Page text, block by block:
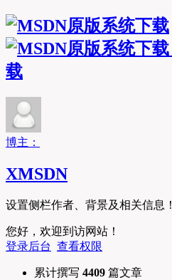
载
博主：
XMSDN
设置侧栏作者、背景及相关信息！
您好，欢迎到访网站！
登录后台 查看权限
累计撰写 4409 篇文章